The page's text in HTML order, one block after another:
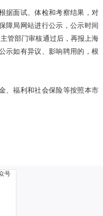
面试、体检和考察结果，对
障局网站进行公示，公示时间
管部门审核通过后，再报上海
示如有异议、影响聘用的，根
福利和社会保险等按照本市